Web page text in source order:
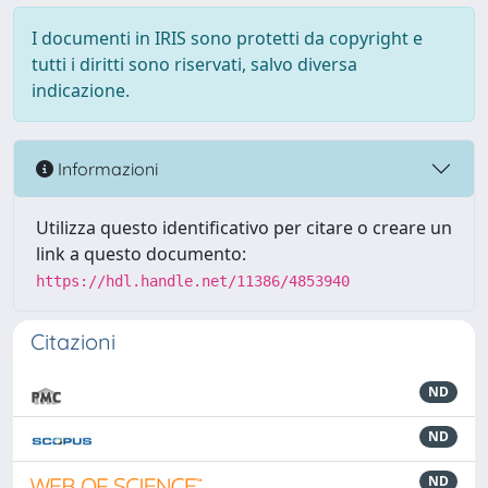
I documenti in IRIS sono protetti da copyright e
tutti i diritti sono riservati, salvo diversa
indicazione.
Informazioni
Utilizza questo identificativo per citare o creare un
link a questo documento:
https://hdl.handle.net/11386/4853940
Citazioni
ND
ND
ND